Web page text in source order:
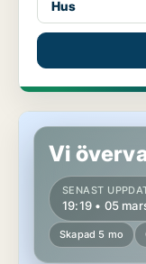
Hus
Hus i Ånge, Alby
Vi
SENAST
19:19 • 05
Skapad 5 mo